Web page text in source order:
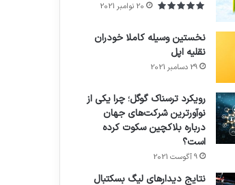
20 نوامبر 2021
نخستین وسیله کاملا خودران
نقلیه اپل
29 دسامبر 2021
رویکرد ترسناک گوگل؛ چرا یکی از
نوآورترین شرکت‌های جهان
درباره بلاکچین سکوت کرده
است؟
9 آگوست 2021
نتایج دیدار‌های لیگ بسکتبال